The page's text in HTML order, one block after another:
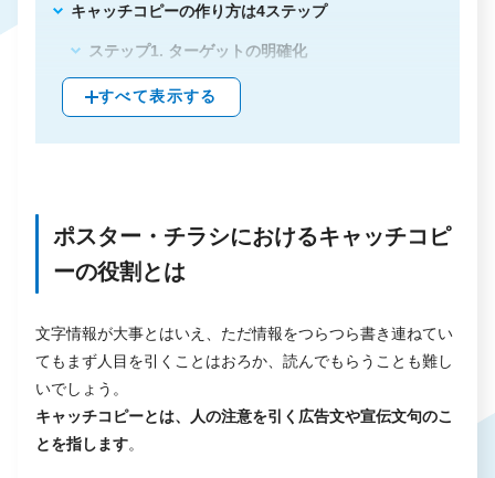
キャッチコピーの作り方は4ステップ
ステップ1. ターゲットの明確化
ステップ2. ターゲットの悩み・ニーズをリストアッ
プ
キャッチコピーの広告効果を高める10のコツ
1. 具体的な数字・実績を提示する
3. 意外性を盛り込む
4. 虚偽はNG
すべて表示する
ポスター・チラシにおけるキャッチコピ
ーの役割とは
文字情報が大事とはいえ、ただ情報をつらつら書き連ねてい
てもまず人目を引くことはおろか、読んでもらうことも難し
いでしょう。
キャッチコピーとは、人の注意を引く広告文や宣伝文句のこ
とを指します。